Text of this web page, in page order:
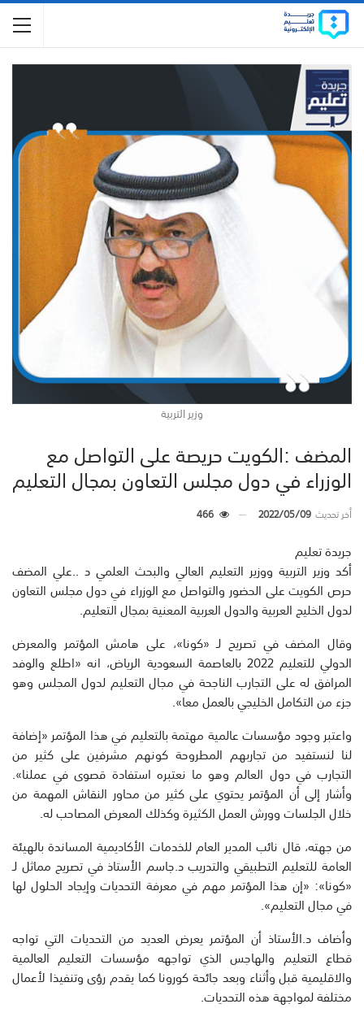
وزير التربية
المضف :الكويت حريصة على التواصل مع
الوزراء في دول مجلس التعاون بمجال التعليم
أخر تحديث2022/05/09
466
جريدة تعليم
أكد وزير التربية ووزير التعليم العالي والبحث العلمي د ..علي المضف
حرص الكويت على الحضور والتواصل مع الوزراء في دول مجلس التعاون
لدول الخليج العربية والدول العربية المعنية بمجال التعليم.
وقال المضف في تصريح لـ «كونا»، على هامش المؤتمر والمعرض
الدولي للتعليم 2022 بالعاصمة السعودية الرياض، انه «اطلع والوفد
المرافق له على التجارب الناجحة في مجال التعليم لدول المجلس وهو
جزء من التكامل الخليجي بالعمل معا».
واعتبر وجود مؤسسات عالمية مهتمة بالتعليم في هذا المؤتمر «إضافة
لنا لنستفيد من تجاربهم المطروحة كونهم مشرفين على كثير من
التجارب في دول العالم وهو ما نعتبره استفادة قصوى في عملنا».
وأشار إلى أن المؤتمر يحتوي على كثير من محاور النقاش المهمة من
خلال الجلسات وورش العمل الكثيرة وكذلك المعرض المصاحب له.
من جهته، قال نائب المدير العام للخدمات الأكاديمية المساندة بالهيئة
العامة للتعليم التطبيقي والتدريب د.جاسم الأستاذ في تصريح مماثل لـ
«كونا»: «إن هذا المؤتمر مهم في معرفة التحديات وإيجاد الحلول لها
في مجال التعليم».
وأضاف د.الأستاذ أن المؤتمر يعرض العديد من التحديات التي تواجه
قطاع التعليم والهاجس الذي تواجهه مؤسسات التعليم العالمية
والاقليمية قبل وأثناء وبعد جائحة كورونا كما يقدم رؤى وتنفيذا لأعمال
مختلفة لمواجهة هذه التحديات.